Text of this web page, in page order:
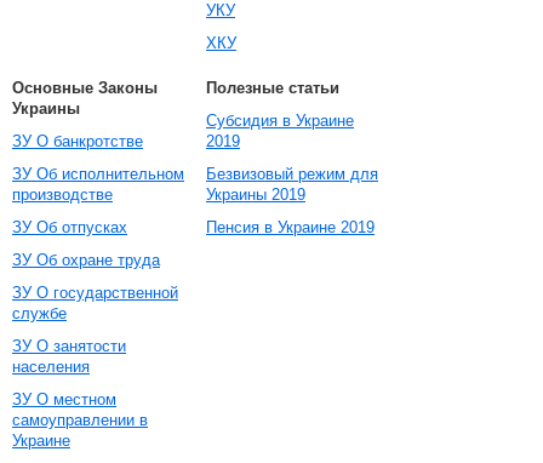
УКУ
ХКУ
Основные Законы
Украины
ЗУ О банкротстве
ЗУ Об исполнительном
производстве
ЗУ Об отпусках
ЗУ Об охране труда
ЗУ О государственной
службе
ЗУ О занятости
населения
ЗУ О местном
самоуправлении в
Украине
Полезные статьи
Субсидия в Украине
2019
Безвизовый режим для
Украины 2019
Пенсия в Украине 2019